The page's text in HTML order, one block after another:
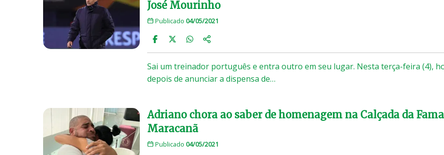
José Mourinho
Publicado 04/05/2021
Sai um treinador português e entra outro em seu lugar. Nesta terça-feira (4),
depois de anunciar a dispensa de…
Adriano chora ao saber de homenagem na Calçada da
Maracanã
Publicado 04/05/2021